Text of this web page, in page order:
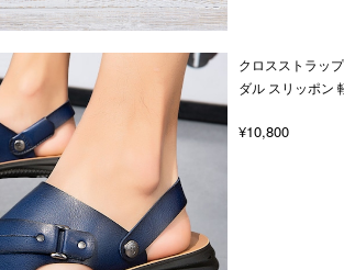
クロスストラッ
ダル スリッポン
¥10,800